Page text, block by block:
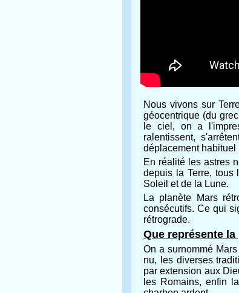
Nous vivons sur
géocentrique (du
le ciel, on a
ralentissent,
déplacement habituel
En réalité les astres
depuis la Terre, tous
Soleil et de la Lune.
La planète Mars
consécutifs. Ce qui
rétrograde.
Que représente la
On a surnommé
nu, les diverses
par extension aux
les Romains, enfin